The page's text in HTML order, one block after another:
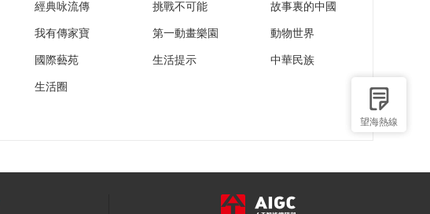
望海熱線
經典咏流傳 挑戰不可能 故事裏的中國
我有傳家寶 第一動畫樂園 動物世界
國際藝苑 生活提示 中華民族
生活圈